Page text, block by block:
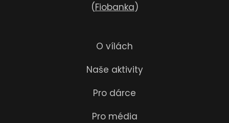
(Fiobanka)
O vílách
Naše aktivity
Pro dárce
Pro média